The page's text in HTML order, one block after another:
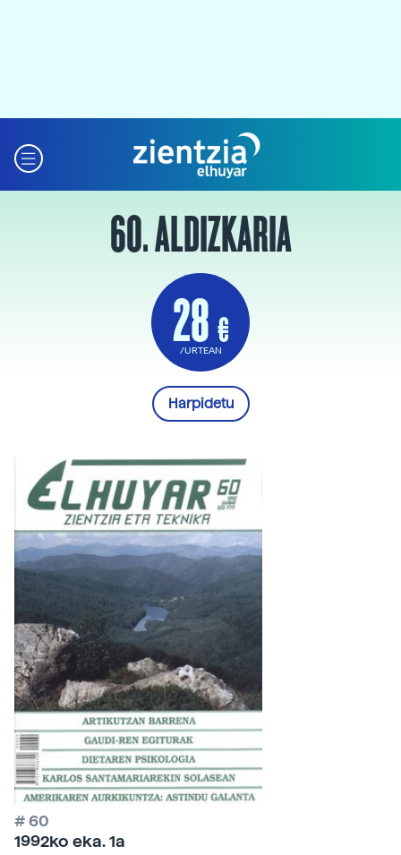
60. ALDIZKARIA
28 €
/URTEAN
Harpidetu
# 60
1992ko eka. 1a